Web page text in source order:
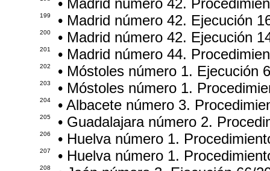
199 • Madrid número 42. Ejecución
200 • Madrid número 42. Ejecución
201 • Madrid número 44.
202 • Móstoles número 1. Ejecución
203 • Móstoles número 1.
204 • Albacete número 3.
205 • Guadalajara número 2.
206 • Huelva número 1.
207 • Huelva número 1.
208